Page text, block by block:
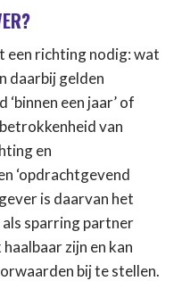
een richting nodig: wat
daarbij gelden
een jaar’ of
van
en
‘opdrachtgevend
is daarvan het
sparring partner
zijn en kan
bij te stellen.